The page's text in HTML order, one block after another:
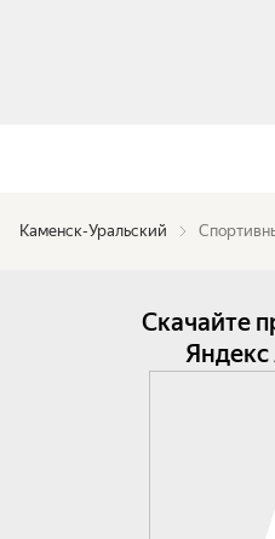
Каменск-Уральский
Скачайте